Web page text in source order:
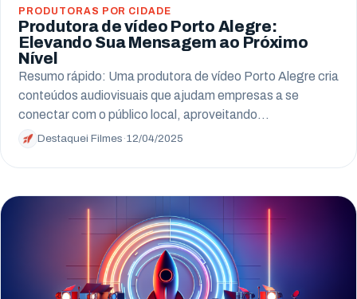
PRODUTORAS POR CIDADE
Produtora de vídeo Porto Alegre:
Elevando Sua Mensagem ao Próximo
Nível
Resumo rápido: Uma produtora de vídeo Porto Alegre cria
conteúdos audiovisuais que ajudam empresas a se
conectar com o público local, aproveitando…
Destaquei Filmes ·12/04/2025